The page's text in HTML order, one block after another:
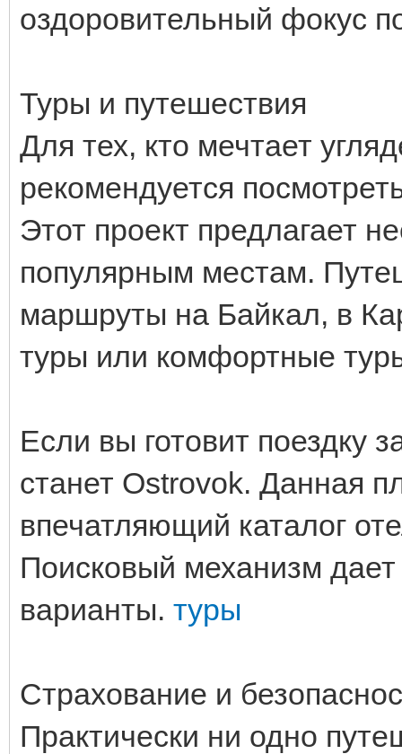
оздоровительный фокус
Туры и путешествия
Для тех, кто мечтает
рекомендуется
Этот проект предлагает
популярным местам.
маршруты на Байкал, в
туры или комфортные
Если вы готовит поездку
станет Ostrovok. Данная
впечатляющий каталог
Поисковый механизм
варианты. туры
Страхование и
Практически ни одно